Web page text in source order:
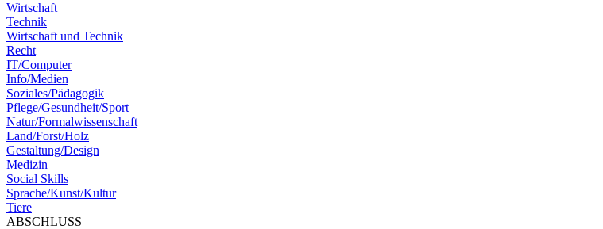
Wirtschaft
Technik
Wirtschaft und Technik
Recht
IT/Computer
Info/Medien
Soziales/Pädagogik
Pflege/Gesundheit/Sport
Natur/Formalwissenschaft
Land/Forst/Holz
Gestaltung/Design
Medizin
Social Skills
Sprache/Kunst/Kultur
Tiere
ABSCHLUSS